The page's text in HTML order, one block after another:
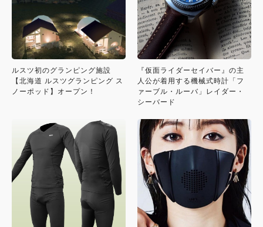
ルスツ初のグランピング施設
【北海道 ルスツグランピング ス
ノーポッド】オープン！
『仮面ライダーセイバー』の主
人公が着用する機械式時計「フ
ァーブル・ルーバ」レイダー・
シーバード